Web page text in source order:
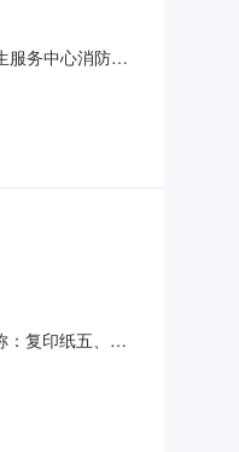
服务中心消防整
有限公司中介
：复印纸五、采